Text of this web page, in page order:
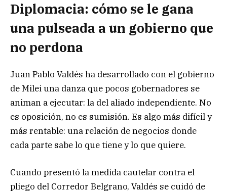
Diplomacia: cómo se le gana
una pulseada a un gobierno que
no perdona
Juan Pablo Valdés ha desarrollado con el gobierno
de Milei una danza que pocos gobernadores se
animan a ejecutar: la del aliado independiente. No
es oposición, no es sumisión. Es algo más difícil y
más rentable: una relación de negocios donde
cada parte sabe lo que tiene y lo que quiere.
Cuando presentó la medida cautelar contra el
pliego del Corredor Belgrano, Valdés se cuidó de